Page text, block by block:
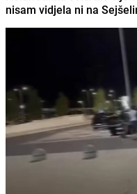
nisam vidjela ni na